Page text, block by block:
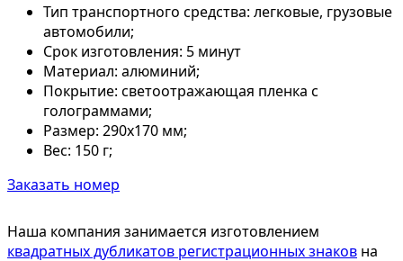
Тип транспортного средства: легковые, грузовые
автомобили;
Срок изготовления: 5 минут
Материал: алюминий;
Покрытие: светоотражающая пленка с
голограммами;
Размер: 290х170 мм;
Вес: 150 г;
Заказать номер
Наша компания занимается изготовлением
квадратных дубликатов регистрационных знаков на